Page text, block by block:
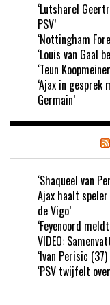
‘Lutsharel
PSV’
‘Nottingham
‘Louis van Gaal
‘Teun
‘Ajax in
Germain’
‘Shaqueel van
Ajax haalt
de Vigo’
‘Feyenoord
VIDEO:
‘Ivan Perisic
‘PSV twijfelt